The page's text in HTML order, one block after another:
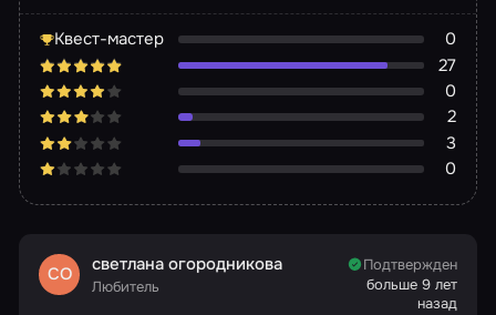
Квест-мастер
0
27
0
2
3
0
СО светлана огородникова
Любитель
Подтвержден
больше 9 лет
назад